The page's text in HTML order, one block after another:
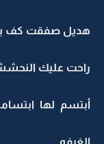
هديل صفقت كف
راحت عليك
أبتسم لها
الغرفه